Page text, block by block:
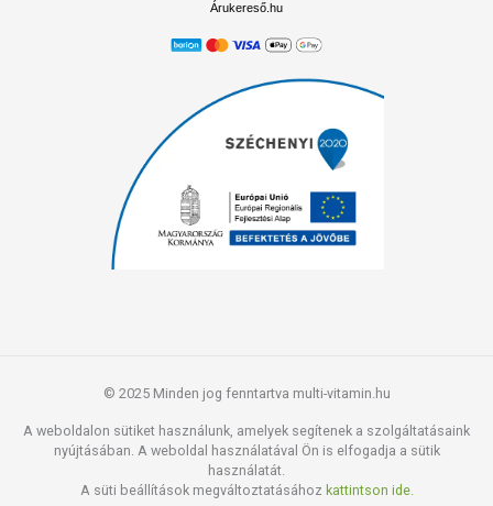
Árukereső.hu
© 2025 Minden jog fenntartva multi-vitamin.hu
A weboldalon sütiket használunk, amelyek segítenek a szolgáltatásaink
nyújtásában. A weboldal használatával Ön is elfogadja a sütik
használatát.
A süti beállítások megváltoztatásához kattintson ide.